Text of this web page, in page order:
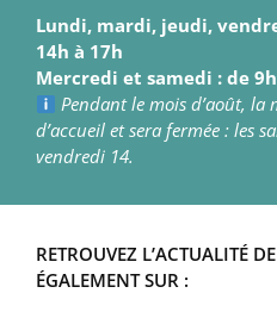
Lundi, mardi, jeudi,
14h à 17h
Mercredi et samedi : de
Pendant le mois d’août, la
d’accueil et sera fermée : les
vendredi 14.
RETROUVEZ L’ACTUALITÉ
ÉGALEMENT SUR :